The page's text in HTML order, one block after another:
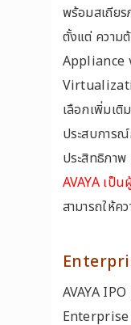
พร้อมสเถีย
ตั้งแต่ ความ
Appliance
เลือกเพิ่มเติ
ประสบการ
ประสิทธิภาพ
AVAYA เป็น
สามารถให้ค
AVAYA
Enterprise